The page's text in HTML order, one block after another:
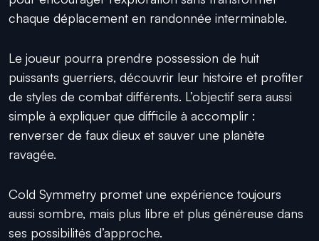
chaque déplacement en randonnée interminable.
Le joueur pourra prendre possession de huit
puissants guerriers, découvrir leur histoire et profiter
de styles de combat différents. L’objectif sera aussi
simple à expliquer que difficile à accomplir :
renverser de faux dieux et sauver une planète
ravagée.
Cold Symmetry promet une expérience toujours
aussi sombre, mais plus libre et plus généreuse dans
ses possibilités d’approche.